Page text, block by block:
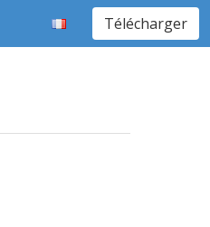
Télécharger